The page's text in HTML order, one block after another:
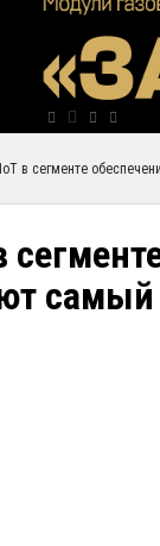
в сегменте